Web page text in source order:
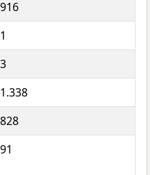
916
1
3
1.338
828
91